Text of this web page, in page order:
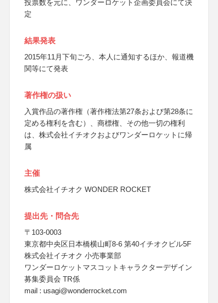
投票数を元に、ワンダーロケット企画委員会にて決
定
結果発表
2015年11月下旬ごろ、本人に通知するほか、報道機
関等にて発表
著作権の扱い
入賞作品の著作権（著作権法第27条および第28条に
定める権利を含む）、商標権、その他一切の権利
は、株式会社イチオクおよびワンダーロケットに帰
属
主催
株式会社イチオク WONDER ROCKET
提出先・問合先
〒103-0003
東京都中央区日本橋横山町8-6 第40イチオクビル5F
株式会社イチオク 小売事業部
ワンダーロケットマスコットキャラクターデザイン
募集委員会 TR係
mail : usagi@wonderrocket.com